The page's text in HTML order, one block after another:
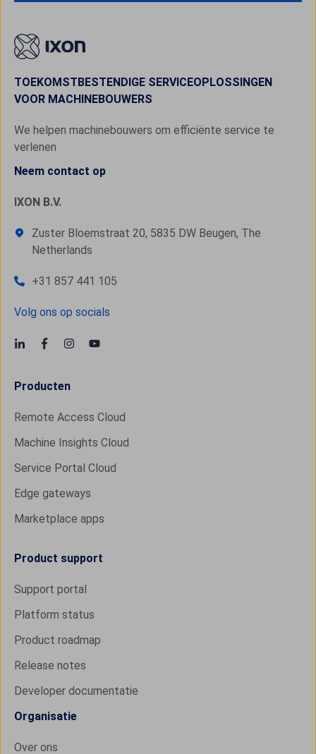
TOEKOMSTBESTENDIGE SERVICEOPLOSSINGEN
VOOR MACHINEBOUWERS
We helpen machinebouwers om efficiënte service te
verlenen
Neem contact op
IXON B.V.
Zuster Bloemstraat 20, 5835 DW Beugen, The
Netherlands
+31 857 441 105
Volg ons op socials
Producten
Remote Access Cloud
Machine Insights Cloud
Service Portal Cloud
Edge gateways
Marketplace apps
Product support
Support portal
Platform status
Product roadmap
Release notes
Developer documentatie
Organisatie
Over ons